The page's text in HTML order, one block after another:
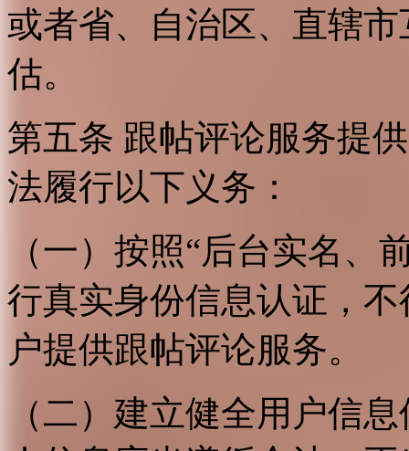
或者省、自治区、直辖
估。
第五条 跟帖评论服务提
法履行以下义务：
（一）按照“后台实名、
行真实身份信息认证，
户提供跟帖评论服务。
（二）建立健全用户信